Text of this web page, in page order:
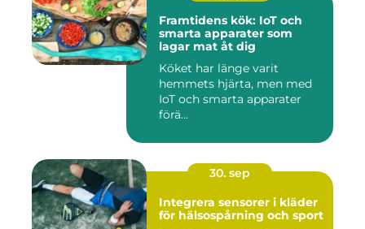
Framtidens kök: IoT och
smarta apparater som
lagar mat åt dig
Köket har länge varit
hemmets hjärta, men med
IoT och smarta apparater
förä...
30. sep
Integrera sensorer i kläder
för hälsospårning och sport